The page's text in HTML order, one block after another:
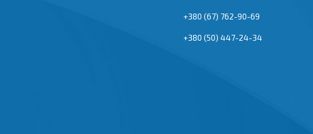
+380 (67) 762-90-69
+380 (50) 447-24-34